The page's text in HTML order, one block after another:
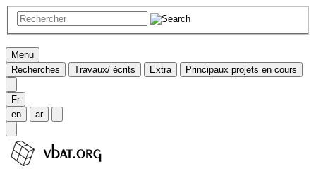
Menu
Recherches
Travaux/ écrits Extra Principaux projets en cours
Fr
en
ar